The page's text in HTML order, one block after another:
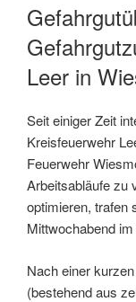
Leer in
Seit einiger Zeit
Kreisfeuerwehr
Feuerwehr
Arbeitsabläufe zu
optimieren, trafen
Mittwochabend
Nach einer
(bestehend aus